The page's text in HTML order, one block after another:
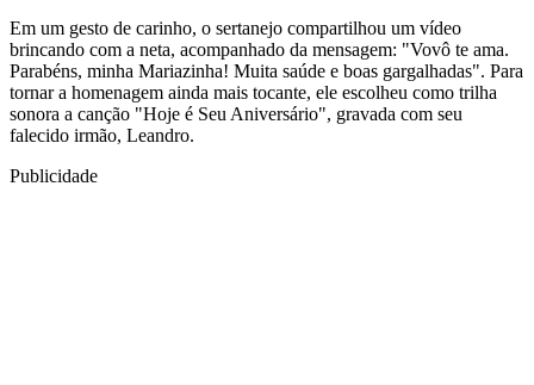
Em um gesto de carinho, o sertanejo compartilhou um vídeo
brincando com a neta, acompanhado da mensagem: "Vovô te ama.
Parabéns, minha Mariazinha! Muita saúde e boas gargalhadas". Para
tornar a homenagem ainda mais tocante, ele escolheu como trilha
sonora a canção "Hoje é Seu Aniversário", gravada com seu
falecido irmão, Leandro.
Publicidade